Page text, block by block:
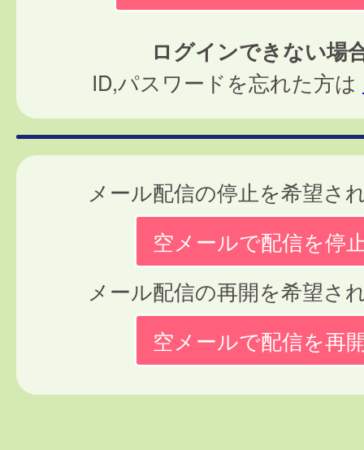
ログインできない場
ID,パスワードを忘れた方は
メール配信の停止を希望さ
空メールで配信を停
メール配信の再開を希望さ
空メールで配信を再